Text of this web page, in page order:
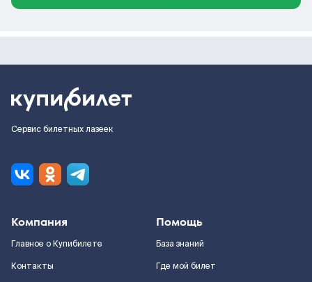
Сервис билетных лазеек
Компания
Главное о Купибилете
Контакты
Помощь
База знаний
Где мой билет